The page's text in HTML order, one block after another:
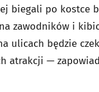
biegali po kostce
zawodników i
ulicach będzie
atrakcji —